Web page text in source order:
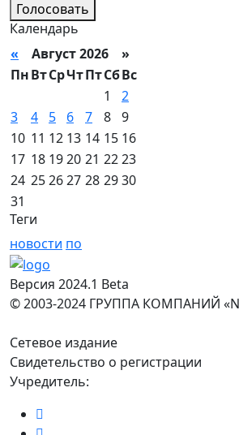
Голосовать
Календарь
« Август 2026 »
ПнВтСрЧтПтСбВс
1
2
3
4 5 6 7 8 9
10 11 12 13 14 15 16
17 18 1920 21 2223
24 252627 28 2930
31
Теги
новости по
Версия 2024.1 Beta
© 2003-2024 ГРУППА КОМПАНИЙ
Сетевое издание
Свидетельство о регистрации
Учредитель: